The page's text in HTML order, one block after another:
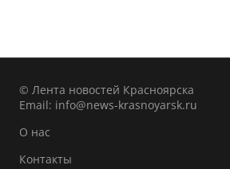
© Лента новостей Красноярска
Email: info@news-krasnoyarsk.ru
О нас
Контакты